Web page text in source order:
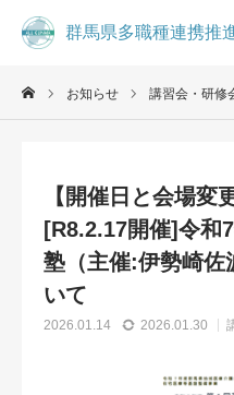
群馬県多職種連携推
お知らせ 講習会・研修
【開催日と会場変
[R8.2.17開催]令和
塾（主催:伊勢崎佐
いて
2026.01.14 2026.01.30
群馬県多職種連携推
 事務局
コミュニティ
群馬県多職種連携推進協議会に